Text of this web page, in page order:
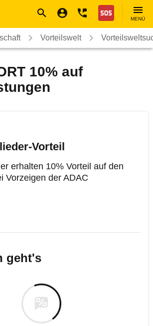
Nothilfe
MENÜ
Vorteilswelt
10% auf
Vorteil
erhalten 10% Vorteil auf den
Vorzeigen der ADAC
geht's